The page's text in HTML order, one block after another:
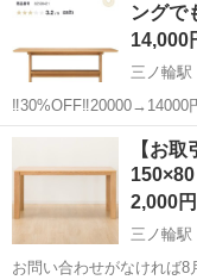
ングで
14,000
三ノ輪駅
‼️30%OFF‼️20000→14000円 ⭐️未使用品 店頭で組み立てて並べる
箱に入っていた未使用の品です。 ■■■ご購入・ご来
お電話でのお問い合わせ
荒川区 三ノ
【お
150×80
2,000円
三ノ輪駅
お問い合わせがなければ8